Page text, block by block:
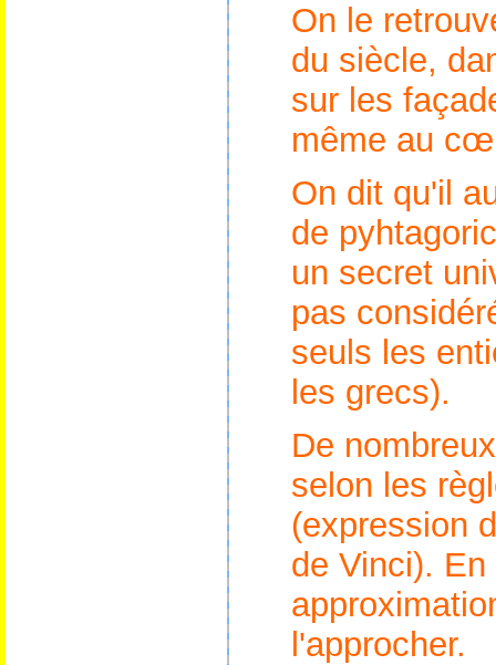
On le
du siècle,
sur les
même au
On dit qu'il
de
un secret
pas
seuls les
les grecs).
De
selon les
(expression
de Vinci).
l'approcher.